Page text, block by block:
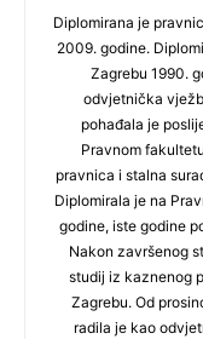
Diplomirana je
2009. godine.
Zagrebu 1990.
odvjetnička
pohađala je
Pravnom
pravnica i stalna
Diplomirala je na
godine, iste godine
Nakon završenog
studij iz kaznenog
Zagrebu. Od
radila je kao